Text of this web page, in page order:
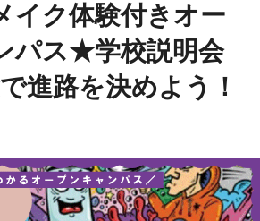
イク体験付きオー
パス★学校説明会
進路を決めよう！